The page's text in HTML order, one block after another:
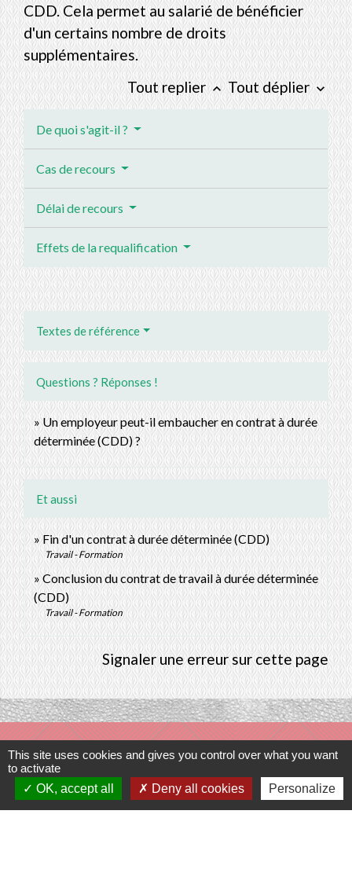
CDD. Cela permet au salarié de bénéficier
d'un certains nombre de droits
supplémentaires.
Tout replier keyboard_arrow_up Tout déplier keyboard_arrow_down
De quoi s'agit-il ?
Cas de recours
Délai de recours
Effets de la requalification
Textes de référence
Questions ? Réponses !
Un employeur peut-il embaucher en contrat à durée
déterminée (CDD) ?
Et aussi
Fin d'un contrat à durée déterminée (CDD)
Travail - Formation
Conclusion du contrat de travail à durée déterminée
(CDD)
Travail - Formation
Signaler une erreur sur cette page
Contacts
Commune de Prunay-Cassereau
11, rue de l'Hôtel de Ville
This site uses cookies and gives you control over what you want
to activate
OK, accept all
Deny all cookies Personalize